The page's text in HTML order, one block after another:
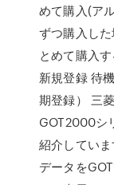
めて購入(ア
ずつ購入し
とめて購入
新規登録 待
期登録） 三
GOT2000シ
紹介してい
データを